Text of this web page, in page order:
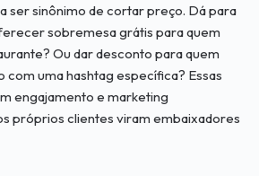
ser sinônimo de cortar preço. Dá para
sobremesa grátis para quem
Ou dar desconto para quem
uma hashtag específica? Essas
engajamento e marketing
próprios clientes viram embaixadores